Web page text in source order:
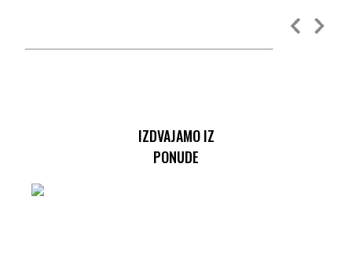
IZDVAJAMO IZ
PONUDE